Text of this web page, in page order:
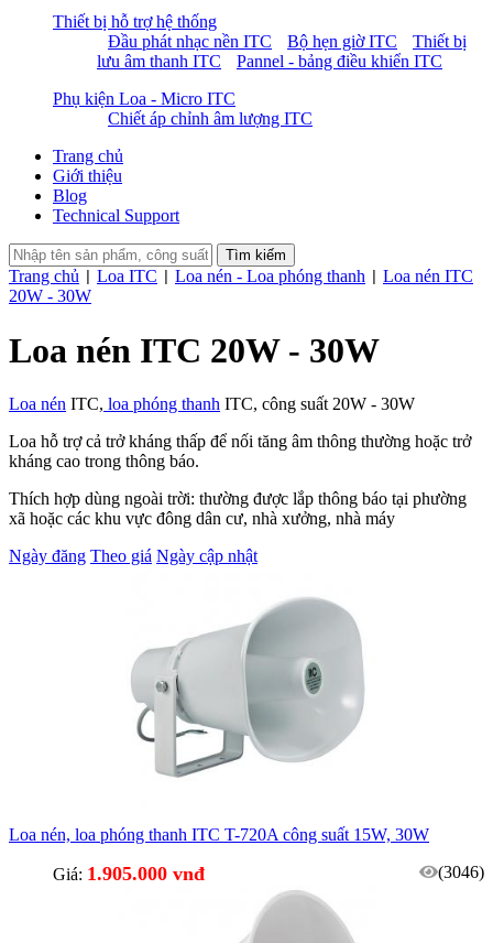
Thiết bị hỗ trợ hệ thống
Đầu phát nhạc nền ITC
Bộ hẹn giờ ITC
Thiết bị
lưu âm thanh ITC
Pannel - bảng điều khiển ITC
Phụ kiện Loa - Micro ITC
Chiết áp chỉnh âm lượng ITC
Trang chủ
Giới thiệu
Blog
Technical Support
Trang chủ Loa ITC Loa nén - Loa phóng thanh
Loa nén ITC
20W - 30W
Loa nén ITC 20W - 30W
Loa nén ITC, loa phóng thanh ITC, công suất 20W - 30W
Loa hỗ trợ cả trở kháng thấp để nối tăng âm thông thường hoặc trở
kháng cao trong thông báo.
Thích hợp dùng ngoài trời: thường được lắp thông báo tại phường
xã hoặc các khu vực đông dân cư, nhà xưởng, nhà máy
Ngày đăng Theo giá Ngày cập nhật
Loa nén, loa phóng thanh ITC T-720A công suất 15W, 30W
Giá: 1.905.000 vnđ (3046)